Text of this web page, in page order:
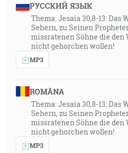
РУССКИЙ ЯЗЫК
Thema: Jesaia 30,8-13: Das
Sehern, zu Seinen
missratenen Söhne die den
nicht gehorchen wollen!
MP3
ROMÂNA
Thema: Jesaia 30,8-13: Das
Sehern, zu Seinen
missratenen Söhne die den
nicht gehorchen wollen!
MP3